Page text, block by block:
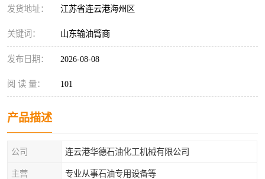
发货地址： 江苏省连云港海州区
关键词： 山东输油臂商
发布日期： 2026-08-08
阅 读 量： 101
产品描述
公司 连云港华德石油化工机械有限公司
主营 专业从事石油专用设备等